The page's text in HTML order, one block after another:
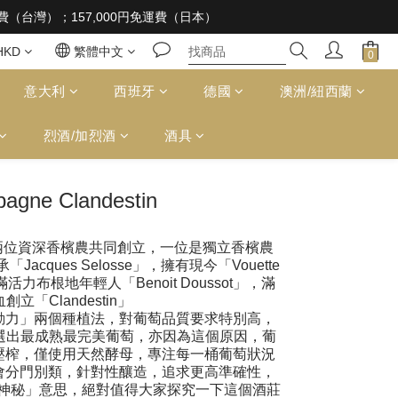
be sold or supplied to a minor in the course of business
台灣）；157,000円免運費（日本）
be sold or supplied to a minor in the course of business
繁體中文
意大利 西班牙 德國 澳洲/紐西蘭
烈酒/加烈酒 酒具
Clandestin
資深香檳農共同創立，一位是獨立香檳農
「Jacques Selosse」，擁有現今「Vouette
活力布根地年輕人「Benoit Doussot」，滿
創立「Clandestin」
」兩個種植法，對葡萄品質要求特別高，
最成熟最完美葡萄，亦因為這個原因，葡
，僅使用天然酵母，專注每一桶葡萄狀況
門別類，針對性釀造，追求更高準確性，
秘」意思，絕對值得大家探究一下這個酒莊